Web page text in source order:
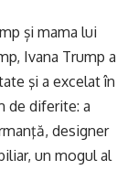
și mama lui
Ivana Trump a
şi a excelat în
de diferite: a
designer
un mogul al